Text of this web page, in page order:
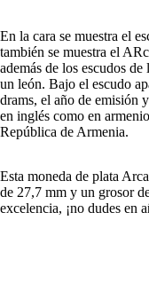
En la cara se muestra el
también se muestra el
además de los escudos
un león. Bajo el escudo
drams, el año de emisión
en inglés como en
República de Armenia.
Esta moneda de plata
de 27,7 mm y un grosor
excelencia, ¡no dudes en